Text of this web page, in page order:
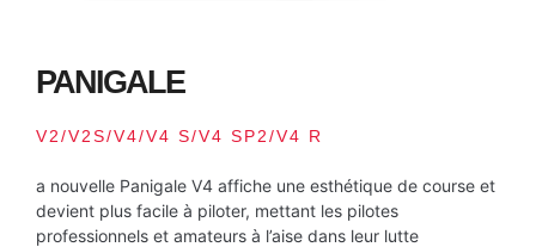
PANIGALE
V2/V2S/V4/V4 S/V4 SP2/V4 R
a nouvelle Panigale V4 affiche une esthétique de course et
devient plus facile à piloter, mettant les pilotes
professionnels et amateurs à l’aise dans leur lutte